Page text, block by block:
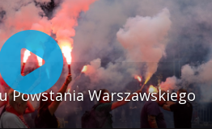
Powstania Warszawskiego